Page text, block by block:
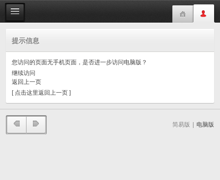
提示信息
您访问的页面无手机页面，是否进一步访问电脑版？
继续访问
返回上一页
[ 点击这里返回上一页 ]
简易版 电脑版